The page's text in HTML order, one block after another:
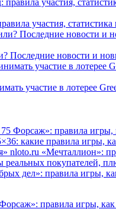
участия,
Последние новости и
участие в лотерее
Форсаж»: правила
какие правила игры,
nloto.ru «Мечталлион»:
реальных покупателей,
дел»: правила игры,